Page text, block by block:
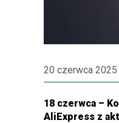
20 czerwca 2025
18 czerwca –
AliExpress z